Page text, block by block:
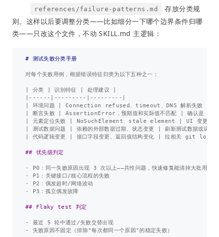
references/failure-patterns.md
存放分类规
则。这样以后要调整分类——比如细分一下哪个边界条件归哪
类——只改这个文件，不动 SKILL.md 主逻辑：
# 测试失败分类手册
对每个失败用例，根据错误特征归类为以下五种之一：
| 分类 | 识别特征 | 处理建议 |
|------|---------|---------|
| 环境问题 | Connection refused、timeout、DNS 解析失败 | 检
| 断言失败 | AssertionError，预期值和实际值不匹配 | 确认是 bug
| 元素定位失败 | NoSuchElement、stale element | UI 变更导致
| 测试数据问题 | 依赖的外部数据过期、状态变更 | 刷新测试数据或调整
| 代码逻辑变更 | 接口字段变更、返回值结构变化 | 拉相关 git log
## 优先级判定
-
-
-
-
P3：孤立偶发故障
## Flaky test 判定
-
-